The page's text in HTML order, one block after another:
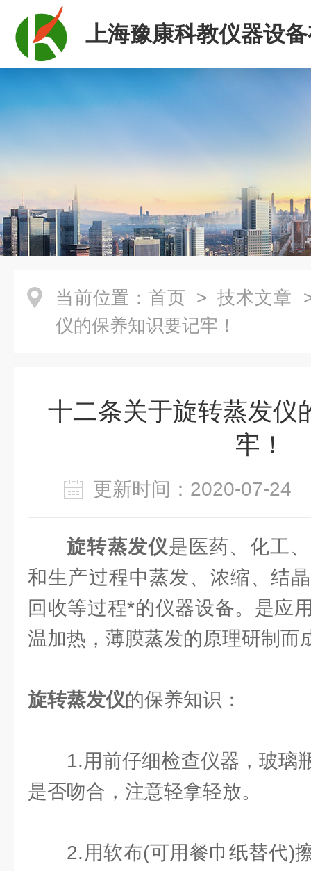
上海豫康科教仪器设
司
当前位置： 首页 > 技术文章
仪的保养知识要记牢！
十二条关于旋转蒸发仪
牢！
更新时间：2020-07-
旋转蒸发仪是医药、化工
和生产过程中蒸发、浓缩、结
回收等过程*的仪器设备。是应
温加热，薄膜蒸发的原理研制而
旋转蒸发仪的保养知识：
1.用前仔细检查仪器，玻璃
是否吻合，注意轻拿轻放。
2.用软布(可用餐巾纸替代)